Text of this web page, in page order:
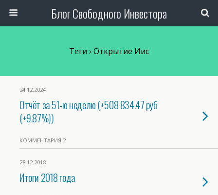
Блог Свободного Инвестора
Теги › Открытие Иис
24.12.2024
Отчёт за 51-ю неделю (+508 834.47 руб
(+9.87%))
КОММЕНТАРИЯ 2
28.12.2018
Итоги 2018 года